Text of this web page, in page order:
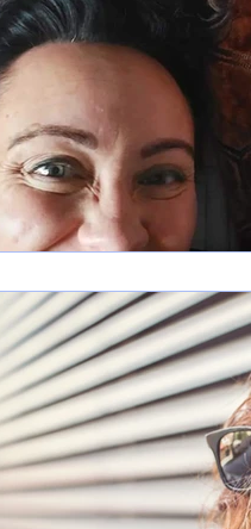
Aroma Eteeriset öljyt
Vanhemmuus Flunssa
Oivallus tulkinnat ✨️⚕️🪐🌙✨️